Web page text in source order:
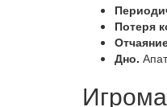
Потеря
Дно.